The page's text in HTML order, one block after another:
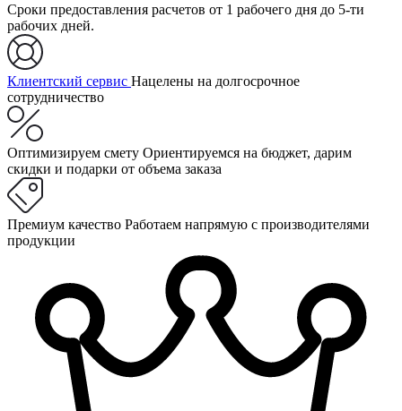
Сроки предоставления расчетов от 1 рабочего дня до 5-ти
рабочих дней.
Клиентский сервис Нацелены на долгосрочное
сотрудничество
Оптимизируем смету Ориентируемся на бюджет, дарим
скидки и подарки от объема заказа
Премиум качество Работаем напрямую с производителями
продукции